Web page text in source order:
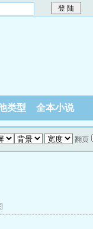
类型 全本小说
翻页